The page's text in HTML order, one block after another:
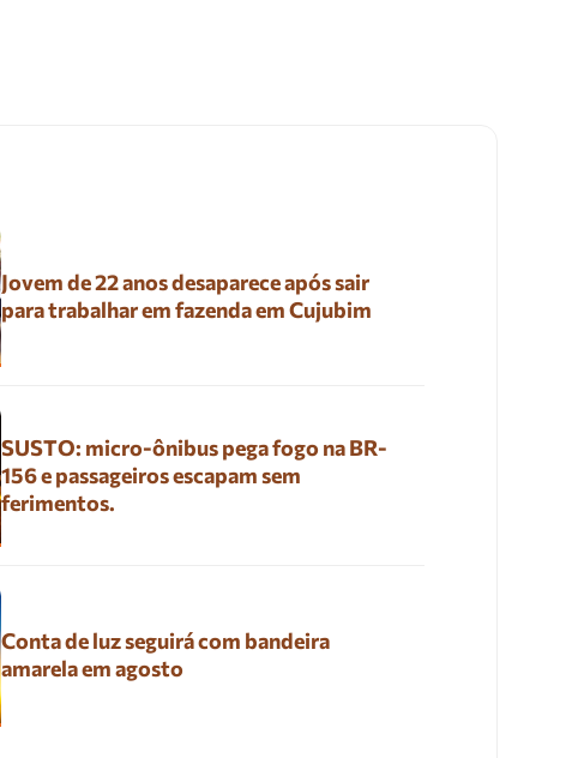
Jovem de 22 anos desaparece após sair
para trabalhar em fazenda em Cujubim
SUSTO: micro-ônibus pega fogo na BR-
156 e passageiros escapam sem
ferimentos.
Conta de luz seguirá com bandeira
amarela em agosto